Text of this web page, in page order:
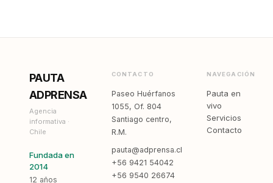
PAUTA
ADPRENSA
Agencia
informativa ·
Chile
Fundada en
2014
12 años
CONTACTO
Paseo Huérfanos
1055, Of. 804
Santiago centro,
R.M.
pauta@adprensa.cl
+56 9421 54042
+56 9540 26674
NAVEGACIÓN
Pauta en
vivo
Servicios
Contacto